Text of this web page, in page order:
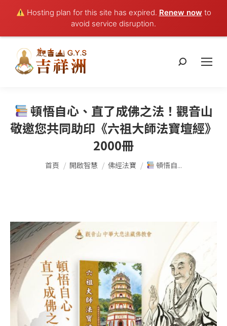
Hosting plan for this site has expired. Renew now to
avoid service disruption.
搜
頓悟自心、直了成佛之法！觀音山
敬邀您共同助印《六祖大師法寶壇經》
2000冊
您在這裡：
首頁 開啟智慧 佛經法寶 頓悟自...